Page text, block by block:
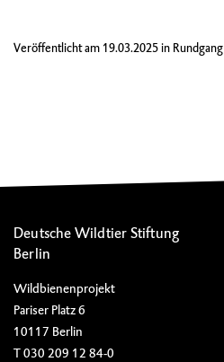
Veröffentlicht am 19.03.2025in Rundgang
Deutsche Wildtier Stiftung
Berlin
Wildbienenprojekt
Pariser Platz 6
10117 Berlin
T 030 209 12 84-0